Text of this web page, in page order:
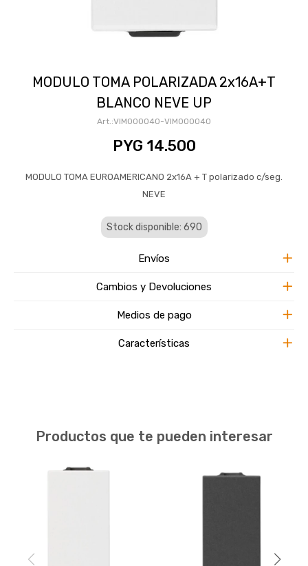
MODULO TOMA POLARIZADA 2x16A+T
BLANCO NEVE UP
VIM000040-VIM000040
PYG 14.500
MODULO TOMA EUROAMERICANO 2x16A + T polarizado c/seg.
NEVE
Stock disponible: 690
Envíos
Cambios y Devoluciones
Medios de pago
Características
Productos que te pueden interesar